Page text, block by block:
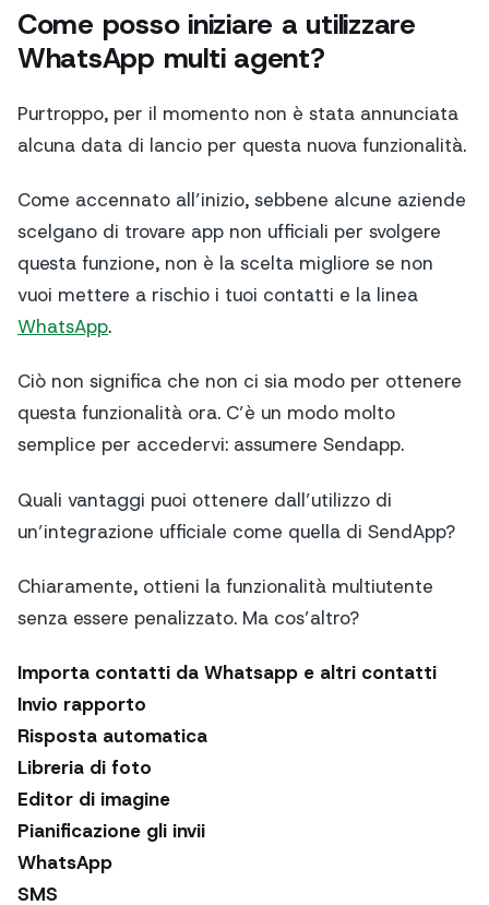
Come posso iniziare a utilizzare
WhatsApp multi agent?
Purtroppo, per il momento non è stata annunciata
alcuna data di lancio per questa nuova funzionalità.
Come accennato all’inizio, sebbene alcune aziende
scelgano di trovare app non ufficiali per svolgere
questa funzione, non è la scelta migliore se non
vuoi mettere a rischio i tuoi contatti e la linea
WhatsApp.
Ciò non significa che non ci sia modo per ottenere
questa funzionalità ora. C’è un modo molto
semplice per accedervi: assumere Sendapp.
Quali vantaggi puoi ottenere dall’utilizzo di
un’integrazione ufficiale come quella di SendApp?
Chiaramente, ottieni la funzionalità multiutente
senza essere penalizzato. Ma cos’altro?
Importa contatti da Whatsapp e altri contatti
Invio rapporto
Risposta automatica
Libreria di foto
Editor di imagine
Pianificazione gli invii
WhatsApp
SMS